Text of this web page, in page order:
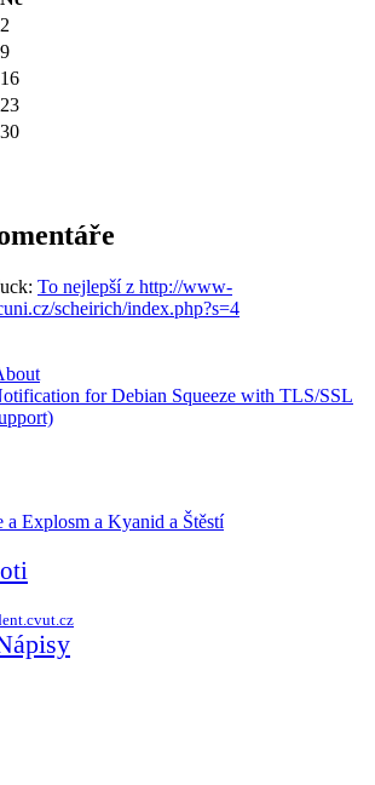
2
9
16
23
30
: To nejlepší z http://www-
scheirich/index.php?s=4
for Debian Squeeze with TLS/SSL
a Explosm a Kyanid a Štěstí